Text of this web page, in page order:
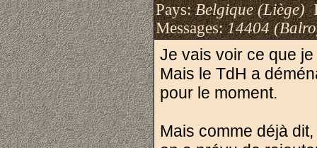
Pays:Belgique (Liège)
Messages:14404
Je vais voir ce que
Mais le TdH a
pour le moment.
Mais comme déjà dit,